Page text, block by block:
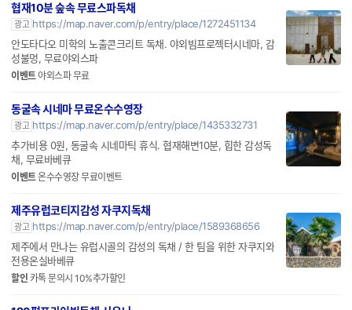
협재10분 숲속 무료스파독채
광고 https://map.naver.com/p/entry/place/1272451134
안도타다오 미학의 노출콘크리트 독채. 야외빔프로젝터시네마, 감
성불멍, 무료야외스파
이벤트야외스파 무료
동굴속 시네마 무료온수수영장
광고 https://map.naver.com/p/entry/place/1435332731
추가비용 0원, 동굴속 시네마틱 휴식. 협재해변10분, 힙한 감성독
채, 무료바베큐
이벤트온수수영장 무료이벤트
제주유럽코티지감성 자쿠지독채
광고 https://map.naver.com/p/entry/place/1589368656
제주에서 만나는 유럽시골의 감성의 독채 / 한 팀을 위한 자쿠지와
전용온실바베큐
할인 카톡 문의시 10%추가할인